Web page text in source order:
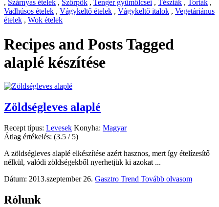
, Szárnyas ételek , Szörpök , Tenger gyümölcsei , Tészták , Torták ,
Vadhúsos ételek , Vágykeltő ételek , Vágykeltő italok , Vegetáriánus
ételek , Wok ételek
Recipes and Posts Tagged
alaplé készítése
Zöldségleves alaplé
Recept típus: Levesek Konyha: Magyar
Átlag értékelés: (3.5 / 5)
A zöldségleves alaplé elkészítése azért hasznos, mert így ételízesítő
nélkül, valódi zöldségekből nyerhetjük ki azokat ...
Dátum: 2013.szeptember 26. Gasztro Trend Tovább olvasom
Rólunk